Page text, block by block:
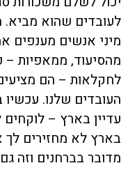
לעובדים שהוא
מיני אנשים מענפים
מהסיעוד, ממאפיות –
לחקלאות – הם
העובדים שלנו.
עדיין בארץ –
בארץ לא מחזירים לך
מדובר בברחנים וזה